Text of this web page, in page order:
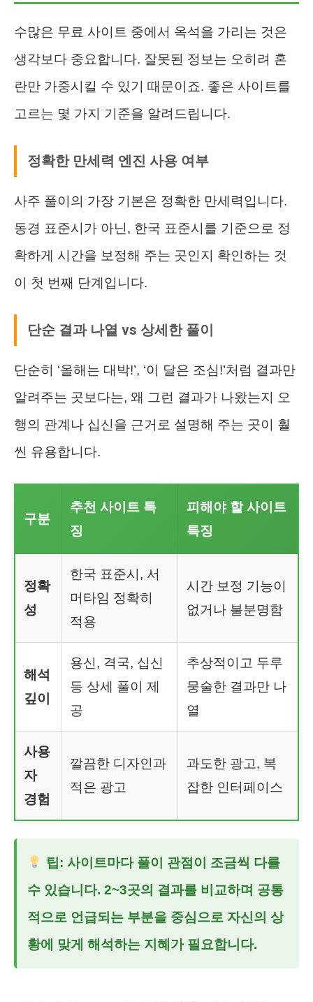
수많은 무료 사이트 중에서 옥석을 가리는 것은
생각보다 중요합니다. 잘못된 정보는 오히려 혼
란만 가중시킬 수 있기 때문이죠. 좋은 사이트를
고르는 몇 가지 기준을 알려드립니다.
정확한 만세력 엔진 사용 여부
사주 풀이의 가장 기본은 정확한 만세력입니다.
동경 표준시가 아닌, 한국 표준시를 기준으로 정
확하게 시간을 보정해 주는 곳인지 확인하는 것
이 첫 번째 단계입니다.
단순 결과 나열 vs 상세한 풀이
단순히 ‘올해는 대박!’, ‘이 달은 조심!’처럼 결과만
알려주는 곳보다는, 왜 그런 결과가 나왔는지 오
행의 관계나 십신을 근거로 설명해 주는 곳이 훨
씬 유용합니다.
구분
추천 사이트 특
징
피해야 할 사이트
특징
정확
성
한국 표준시, 서
머타임 정확히
적용
시간 보정 기능이
없거나 불분명함
해석
깊이
용신, 격국, 십신
등 상세 풀이 제
공
추상적이고 두루
뭉술한 결과만 나
열
사용
자
경험
깔끔한 디자인과
적은 광고
과도한 광고, 복
잡한 인터페이스
팁: 사이트마다 풀이 관점이 조금씩 다를
수 있습니다. 2~3곳의 결과를 비교하며 공통
적으로 언급되는 부분을 중심으로 자신의 상
황에 맞게 해석하는 지혜가 필요합니다.